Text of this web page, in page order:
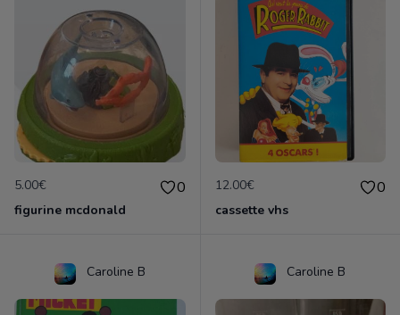
5.00€ 0
figurine mcdonald
12.00€ 0
cassette vhs
Caroline B Caroline B